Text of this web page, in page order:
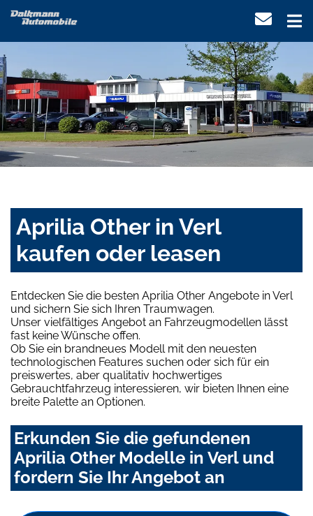
Aprilia Other in Verl
kaufen oder leasen
Entdecken Sie die besten Aprilia Other Angebote in Verl
und sichern Sie sich Ihren Traumwagen.
Unser vielfältiges Angebot an Fahrzeugmodellen lässt
fast keine Wünsche offen.
Ob Sie ein brandneues Modell mit den neuesten
technologischen Features suchen oder sich für ein
preiswertes, aber qualitativ hochwertiges
Gebrauchtfahrzeug interessieren, wir bieten Ihnen eine
breite Palette an Optionen.
Erkunden Sie die gefundenen
Aprilia Other Modelle in Verl und
fordern Sie Ihr Angebot an